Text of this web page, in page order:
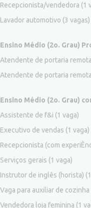
Recepcionista/vendedora (1
Lavador automotivo (3 vagas)
Ensino Médio (2o. Grau)
Atendente de portaria
Atendente de portaria
Ensino Médio (2o. Grau)
Assistente de f&i (1 vaga)
Executivo de vendas (1 vaga)
Recepcionista (com
Serviços gerais (1 vaga)
Instrutor de inglês (horista)
Vaga para auxiliar de
Vendedora loja feminina (1